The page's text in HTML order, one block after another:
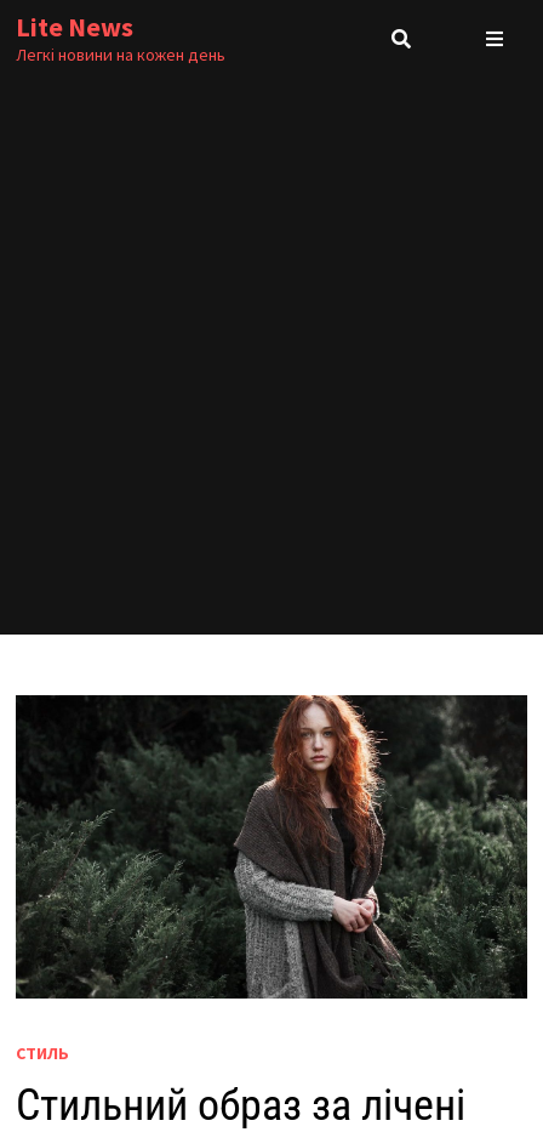
Skip
to
Lite News
Легкі новини на кожен день
СТИЛЬ
Стильний образ за лічені